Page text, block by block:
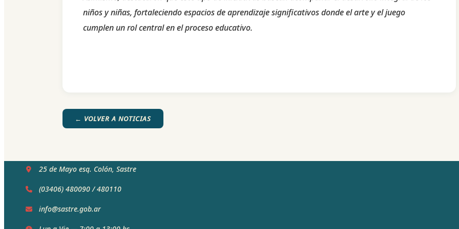
niños y niñas, fortaleciendo espacios de aprendizaje significativos donde el arte y el juego
cumplen un rol central en el proceso educativo.
← VOLVER A NOTICIAS
25 de Mayo esq. Colón, Sastre
(03406) 480090/480110
info@sastre.gob.ar